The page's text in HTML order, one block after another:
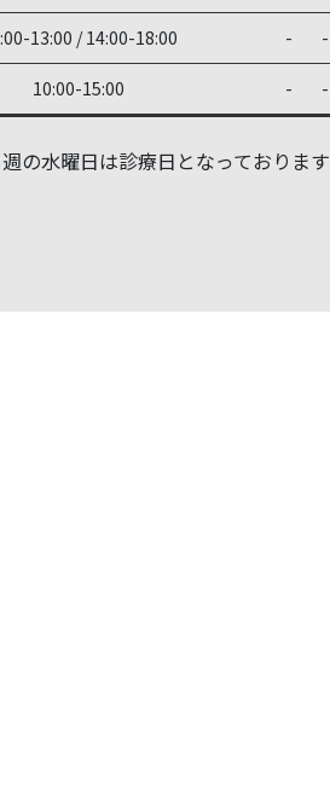
13:00 / 14:00-18:00 - -
10:00-15:00 - -
の水曜日は診療日となっております